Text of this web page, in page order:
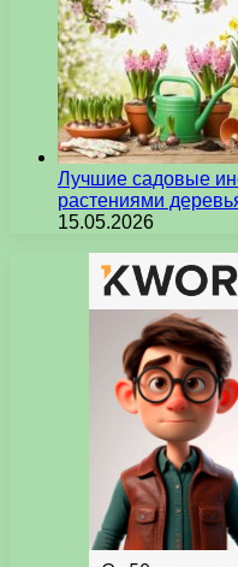
Лучшие садовые
растениями
15.05.2026